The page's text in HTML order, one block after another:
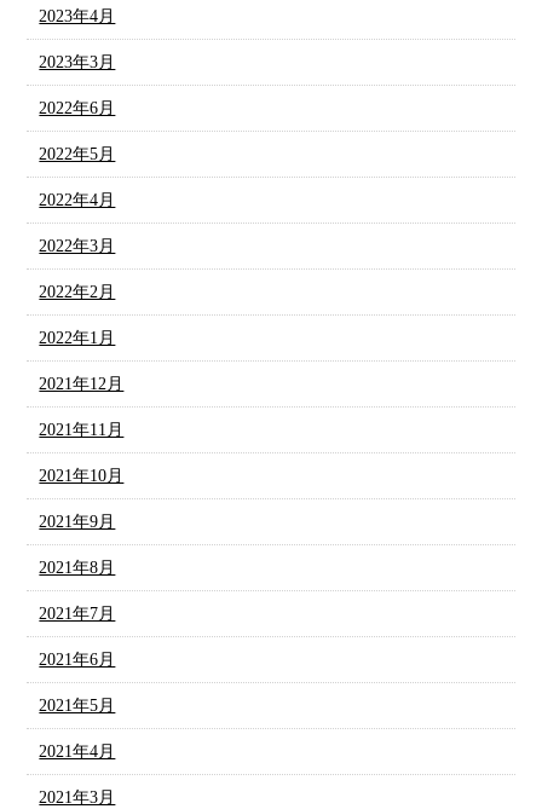
2023年4月
2023年3月
2022年6月
2022年5月
2022年4月
2022年3月
2022年2月
2022年1月
2021年12月
2021年11月
2021年10月
2021年9月
2021年8月
2021年7月
2021年6月
2021年5月
2021年4月
2021年3月